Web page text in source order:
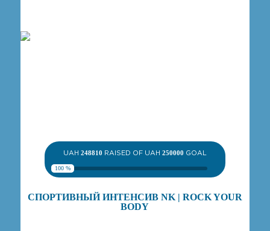
UAH 248810 RAISED OF UAH 250000 GOAL
100 %
СПОРТИВНЫЙ ИНТЕНСИВ NK | ROCK YOUR
BODY